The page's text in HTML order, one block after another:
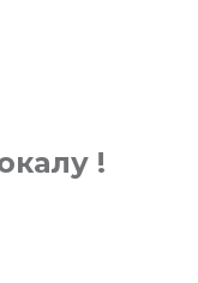
!